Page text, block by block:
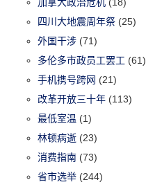
四川大地震周年祭 (25)
外国干涉 (71)
多伦多市政员工罢工 (61)
手机携号跨网 (21)
改革开放三十年 (113)
最低室温 (1)
林顿病逝 (23)
消费指南 (73)
省市选举 (244)